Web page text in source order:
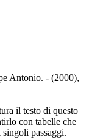
Antonio. - (2000),
il testo di questo
con tabelle che
passaggi.